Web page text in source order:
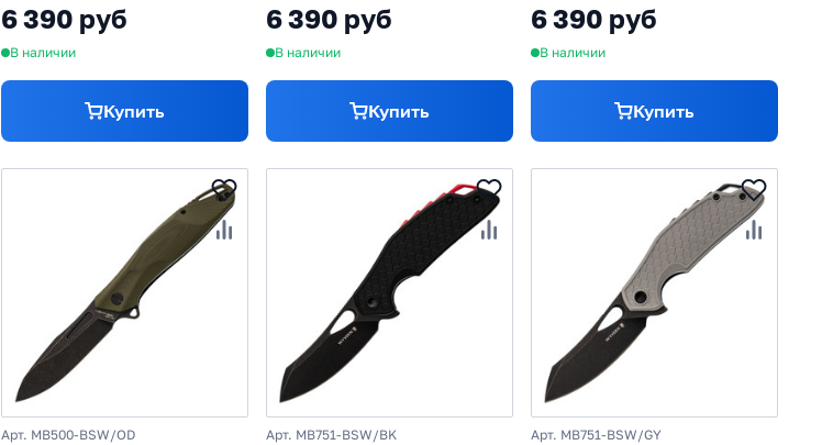
6 390 руб
В наличии
Купить
6 390 руб
В наличии
Купить
6 390 руб
В наличии
Купить
Арт. MB500-BSW/OD Арт. MB751-BSW/BK Арт. MB751-BSW/GY